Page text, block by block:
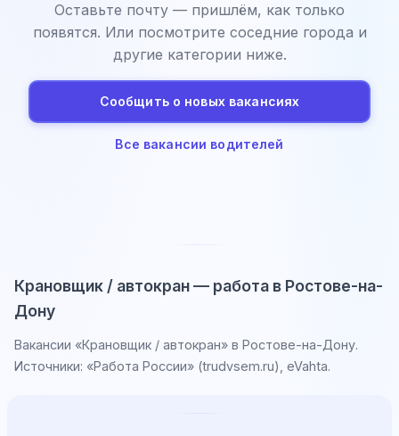
Оставьте почту — пришлём, как только
появятся. Или посмотрите соседние города и
другие категории ниже.
Сообщить о новых вакансиях
Все вакансии водителей
Крановщик / автокран — работа в Ростове-на-
Дону
Вакансии «Крановщик / автокран» в Ростове-на-Дону.
Источники: «Работа России» (trudvsem.ru), eVahta.